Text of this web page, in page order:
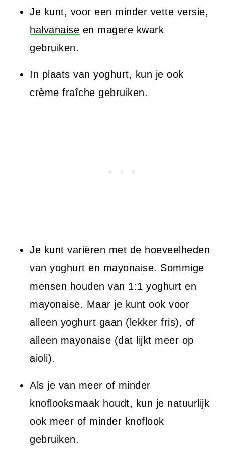
Je kunt, voor een minder vette versie,
halvanaise en magere kwark
gebruiken.
In plaats van yoghurt, kun je ook
crème fraîche gebruiken.
Je kunt variëren met de hoeveelheden
van yoghurt en mayonaise. Sommige
mensen houden van 1:1 yoghurt en
mayonaise. Maar je kunt ook voor
alleen yoghurt gaan (lekker fris), of
alleen mayonaise (dat lijkt meer op
aioli).
Als je van meer of minder
knoflooksmaak houdt, kun je natuurlijk
ook meer of minder knoflook
gebruiken.